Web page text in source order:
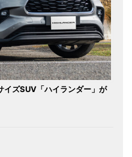
イズSUV「ハイランダー」が